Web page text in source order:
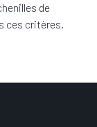
de
ces critères.